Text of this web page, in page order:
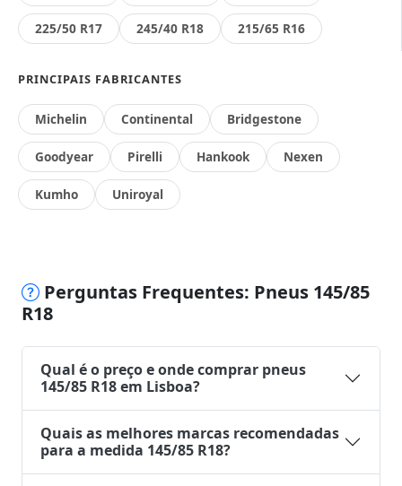
225/50 R17 245/40 R18 215/65 R16
PRINCIPAIS FABRICANTES
Michelin Continental Bridgestone
Goodyear Pirelli Hankook Nexen
Kumho Uniroyal
Perguntas Frequentes: Pneus 145/85
R18
Qual é o preço e onde comprar pneus
145/85 R18 em Lisboa?
Quais as melhores marcas recomendadas
para a medida 145/85 R18?